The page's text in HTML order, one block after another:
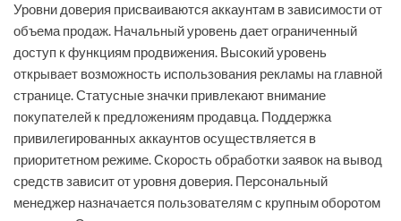
Уровни доверия присваиваются аккаунтам в зависимости от
объема продаж. Начальный уровень дает ограниченный
доступ к функциям продвижения. Высокий уровень
открывает возможность использования рекламы на главной
странице. Статусные значки привлекают внимание
покупателей к предложениям продавца. Поддержка
привилегированных аккаунтов осуществляется в
приоритетном режиме. Скорость обработки заявок на вывод
средств зависит от уровня доверия. Персональный
менеджер назначается пользователям с крупным оборотом